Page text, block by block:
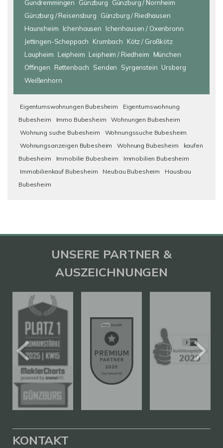
Gundremmingen
Günzburg
Günzburg / Nornheim
Günzburg / Reisensburg
Günzburg / Riedhausen
Haunsheim
Ichenhausen
Ichenhausen / Oxenbronn
Jettingen-Scheppach
Krumbach
Kötz / Großkötz
Laupheim
Leipheim Leipheim / Riedheim
München
Offingen
Rettenbach Senden Syrgenstein Ursberg
Weißenhorn
Eigentumswohnungen Bubesheim
Eigentumswohnung
Bubesheim
Immo Bubesheim
Wohnungen Bubesheim
Wohnung suche Bubesheim
Wohnungssuche Bubesheim
Wohnungsanzeigen Bubesheim
Wohnung Bubesheim
kaufen
Bubesheim
Immobilie Bubesheim
Immobilien Bubesheim
Immobilienkauf Bubesheim
Neubau Bubesheim
Hausbau
Bubesheim
UNSERE PARTNER &
AUSZEICHNUNGEN
KONTAKT